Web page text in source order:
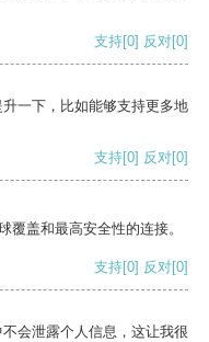
支持[0] 反对[0]
一下，比如能够支持更多地
支持[0] 反对[0]
覆盖和最高安全性的连接。
支持[0] 反对[0]
会泄露个人信息，这让我很